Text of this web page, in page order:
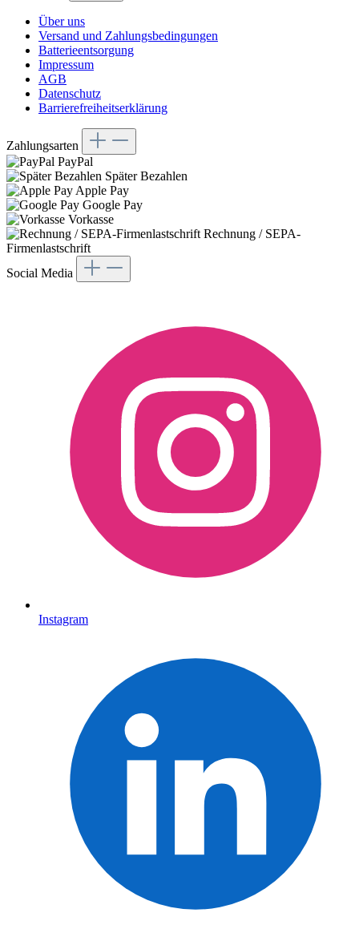
Über uns
Versand und Zahlungsbedingungen
Batterieentsorgung
Impressum
AGB
Datenschutz
Barrierefreiheitserklärung
Zahlungsarten
PayPal
Später Bezahlen
Apple Pay
Google Pay
Vorkasse
Rechnung / SEPA-
Firmenlastschrift
Social Media
Instagram